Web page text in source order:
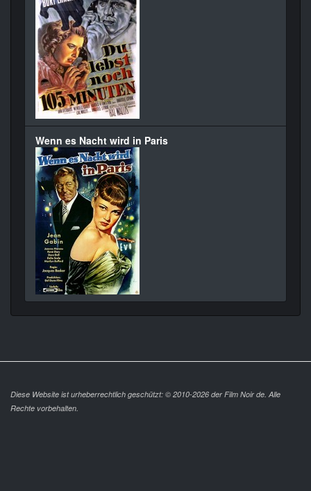
Wenn es Nacht wird in Paris
Diese Website ist urheberrechtlich geschützt: © 2010-2026 der Film Noir de. Alle
Rechte vorbehalten.